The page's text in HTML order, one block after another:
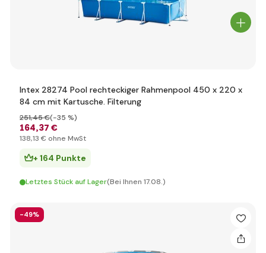
Intex 28274 Pool rechteckiger Rahmenpool 450 x 220 x
84 cm mit Kartusche. Filterung
164,37 €
251,45 €(-35 %)
138,13 € ohne MwSt
+ 164 Punkte
Letztes Stück auf Lager(Bei Ihnen 17.08.)
-49%